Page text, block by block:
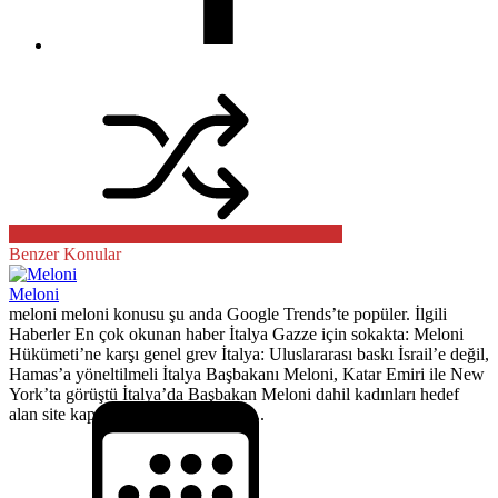
Benzer Konular
Meloni
meloni meloni konusu şu anda Google Trends’te popüler. İlgili
Haberler En çok okunan haber İtalya Gazze için sokakta: Meloni
Hükümeti’ne karşı genel grev İtalya: Uluslararası baskı İsrail’e değil,
Hamas’a yöneltilmeli İtalya Başbakanı Meloni, Katar Emiri ile New
York’ta görüştü İtalya’da Başbakan Meloni dahil kadınları hedef
alan site kapatıldı Kaynak: Google...